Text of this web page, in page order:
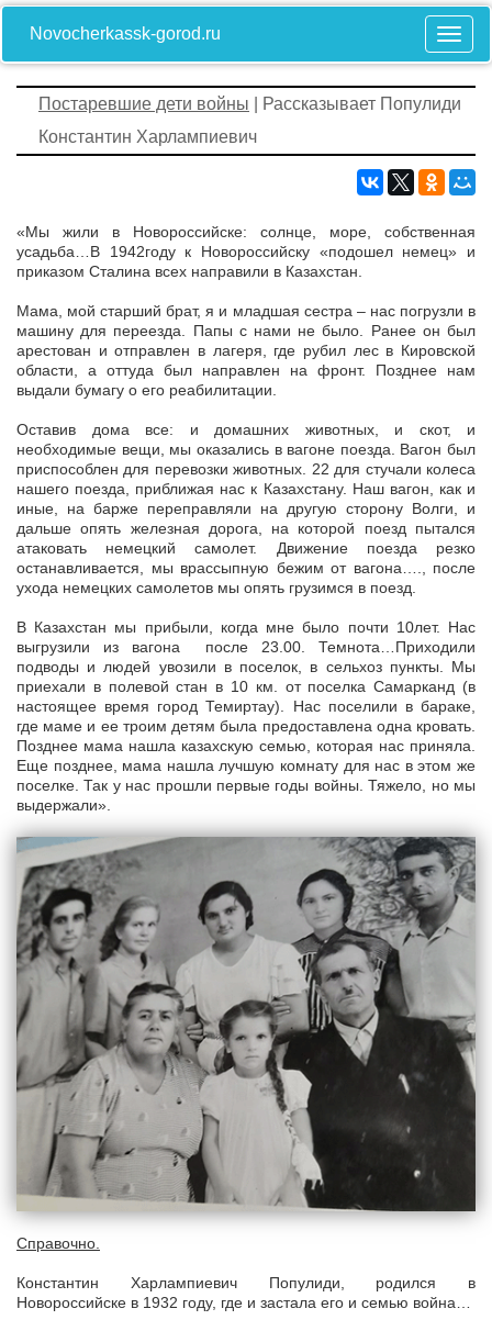
Novocherkassk-gorod.ru
Постаревшие дети войны | Рассказывает Популиди
Константин Харлампиевич
«Мы жили в Новороссийске: солнце, море, собственная
усадьба…В 1942году к Новороссийску «подошел немец» и
приказом Сталина всех направили в Казахстан.
Мама, мой старший брат, я и младшая сестра – нас погрузли в
машину для переезда. Папы с нами не было. Ранее он был
арестован и отправлен в лагеря, где рубил лес в Кировской
области, а оттуда был направлен на фронт. Позднее нам
выдали бумагу о его реабилитации.
Оставив дома все: и домашних животных, и скот, и
необходимые вещи, мы оказались в вагоне поезда. Вагон был
приспособлен для перевозки животных. 22 для стучали колеса
нашего поезда, приближая нас к Казахстану. Наш вагон, как и
иные, на барже переправляли на другую сторону Волги, и
дальше опять железная дорога, на которой поезд пытался
атаковать немецкий самолет. Движение поезда резко
останавливается, мы врассыпную бежим от вагона…., после
ухода немецких самолетов мы опять грузимся в поезд.
В Казахстан мы прибыли, когда мне было почти 10лет. Нас
выгрузили из вагона после 23.00. Темнота…Приходили
подводы и людей увозили в поселок, в сельхоз пункты. Мы
приехали в полевой стан в 10 км. от поселка Самарканд (в
настоящее время город Темиртау). Нас поселили в бараке,
где маме и ее троим детям была предоставлена одна кровать.
Позднее мама нашла казахскую семью, которая нас приняла.
Еще позднее, мама нашла лучшую комнату для нас в этом же
поселке. Так у нас прошли первые годы войны. Тяжело, но мы
выдержали».
Справочно.
Константин Харлампиевич Популиди, родился в
Новороссийске в 1932 году, где и застала его и семью война…